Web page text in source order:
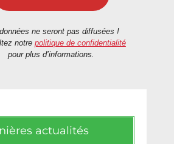
ne seront pas diffusées !
notre politique de confidentialité
pour plus d’informations.
actualités